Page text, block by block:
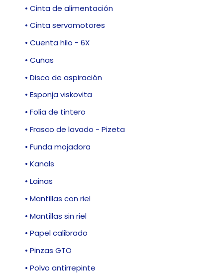
• Cinta de alimentación
• Cinta servomotores
• Cuenta hilo - 6X
• Cuñas
• Disco de aspiración
• Esponja viskovita
• Folia de tintero
• Frasco de lavado - Pizeta
• Funda mojadora
• Kanals
• Lainas
• Mantillas con riel
• Mantillas sin riel
• Papel calibrado
• Pinzas GTO
• Polvo antirrepinte